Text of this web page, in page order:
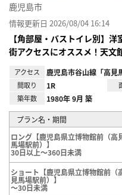
鹿児島市
情報更新日 2026/08/04 16:14
【角部屋・バストイレ別】
街アクセスにオススメ！天文
アクセス 鹿児島市谷山線「高見
間取り 1R
築年数 1980年 9月 築
プラン名・期間
ロング【鹿児島県立博物館前（高
馬場駅前）】
30日以上～360日未満
ショート【鹿児島県立博物館前（
見馬場駅前）】
～30日未満